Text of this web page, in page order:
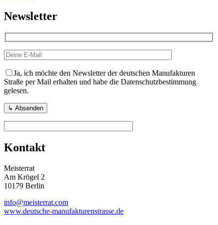
Newsletter
Ja, ich möchte den Newsletter der deutschen Manufakturen
Straße per Mail erhalten und habe die Datenschutzbestimmung
gelesen.
Kontakt
Meisterrat
Am Krögel 2
10179 Berlin
info@meisterrat.com
www.deutsche-manufakturenstrasse.de